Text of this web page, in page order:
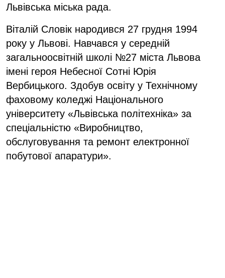
Львівська міська рада.
Віталій Словік народився 27 грудня 1994
року у Львові. Навчався у середній
загальноосвітній школі №27 міста Львова
імені героя Небесної Сотні Юрія
Вербицького. Здобув освіту у Технічному
фаховому коледжі Національного
університету «Львівська політехніка» за
спеціальністю «Виробництво,
обслуговування та ремонт електронної
побутової апаратури».